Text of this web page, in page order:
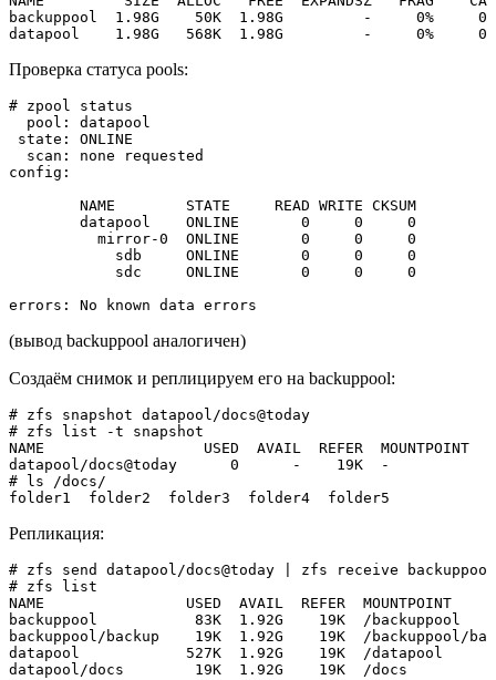
backuppool  1.98G    50K  1.98G         -     0%
datapool    1.98G   568K  1.98G         -     0%
Проверка статуса pools:
# zpool status
pool: datapool
state: ONLINE
scan: none requested
config:
NAME        STATE     READ WRITE CKSUM
datapool    ONLINE       0     0     0
mirror-0  ONLINE       0     0     0
sdb     ONLINE       0     0     0
sdc     ONLINE       0     0     0
errors: No known data errors
(вывод backuppool аналогичен)
Создаём снимок и реплицируем его на backuppool:
# zfs snapshot datapool/docs@today
# zfs list -t snapshot
NAME                  USED  AVAIL  REFER  MOUNTPOINT
datapool/docs@today      0      -    19K  -
# ls /docs/
folder1  folder2  folder3  folder4  folder5
Репликация:
# zfs send datapool/docs@today | zfs receive
# zfs list
NAME                USED  AVAIL  REFER  MOUNTPOINT
backuppool           83K  1.92G    19K  /backuppool
backuppool/backup    19K  1.92G    19K  /backuppool/
datapool            527K  1.92G    19K  /datapool
datapool/docs        19K  1.92G    19K  /docs